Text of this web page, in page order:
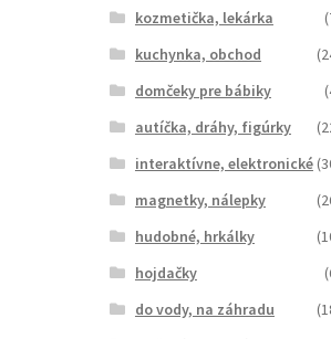
kozmetička, lekárka
kuchynka, obchod
domčeky pre bábiky
autíčka, dráhy, figúrky
interaktívne, elektronické
magnetky, nálepky
hudobné, hrkálky
hojdačky
do vody, na záhradu